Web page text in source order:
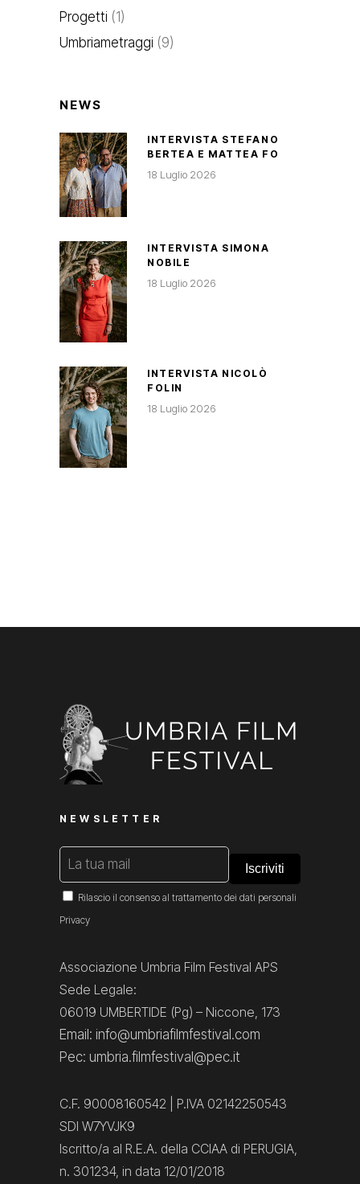
Progetti (1)
Umbriametraggi (9)
NEWS
INTERVISTA STEFANO
BERTEA E MATTEA FO
18 Luglio 2026
INTERVISTA SIMONA
NOBILE
18 Luglio 2026
INTERVISTA NICOLÒ
FOLIN
18 Luglio 2026
NEWSLETTER
Rilascio il consenso al trattamento dei dati personali
Privacy
Associazione Umbria Film Festival APS
Sede Legale:
06019 UMBERTIDE (Pg) – Niccone, 173
Email: info@umbriafilmfestival.com
Pec: umbria.filmfestival@pec.it
C.F. 90008160542 | P.IVA 02142250543
SDI W7YVJK9
Iscritto/a al R.E.A. della CCIAA di PERUGIA,
n. 301234, in data 12/01/2018